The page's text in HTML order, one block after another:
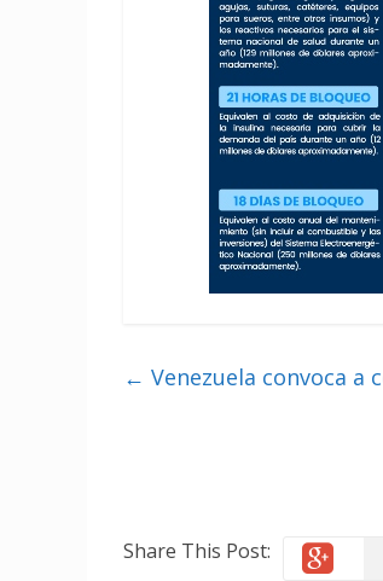
← Venezuela convoca a
Share This Post: